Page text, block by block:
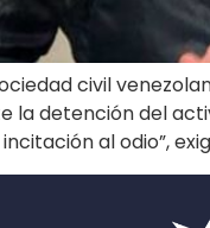
civil
detención del
al odio”,